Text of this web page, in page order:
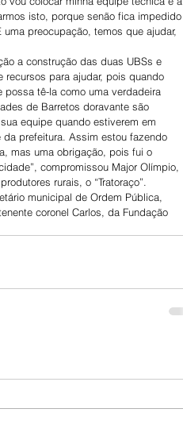
isto, porque senão fica impedido
preocupação, temos que ajudar,
a construção das duas UBSs e
para ajudar, pois quando
tê-la como uma verdadeira
de Barretos doravante são
equipe quando estiverem em
prefeitura. Assim estou fazendo
mas uma obrigação, pois fui o
compromissou Major Olímpio,
rurais, o “Tratoraço”.
municipal de Ordem Pública,
coronel Carlos, da Fundação